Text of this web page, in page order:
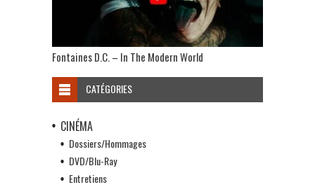
Fontaines D.C. – In The Modern World
CATÉGORIES
CINÉMA
Dossiers/Hommages
DVD/Blu-Ray
Entretiens